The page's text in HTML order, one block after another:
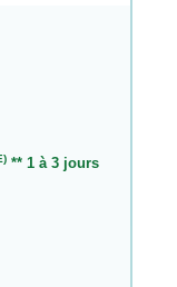
** 1 à 3 jours